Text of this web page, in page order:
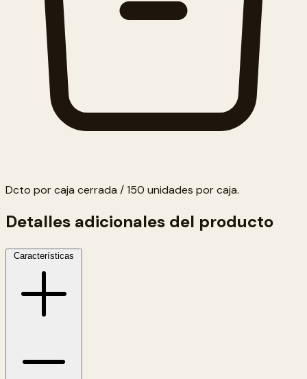
Dcto por caja cerrada / 150 unidades por caja.
Detalles adicionales del producto
Características